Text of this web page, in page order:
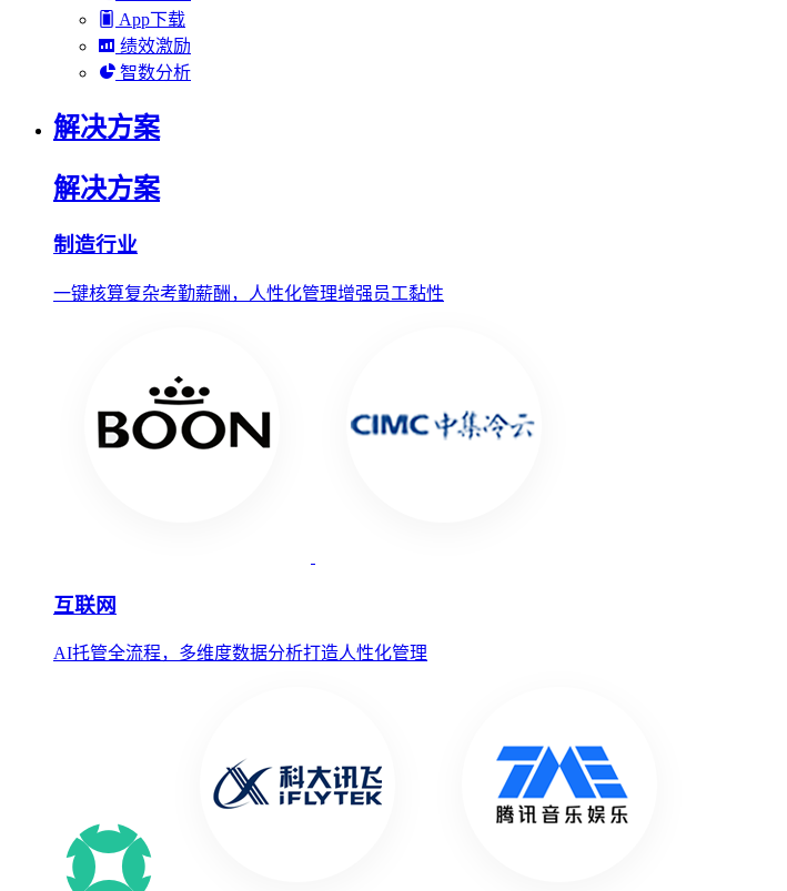
App下载
绩效激励
智数分析
解决方案
解决方案
制造行业
一键核算复杂考勤薪酬，人性化管理增强员工黏性
互联网
AI托管全流程，多维度数据分析打造人性化管理